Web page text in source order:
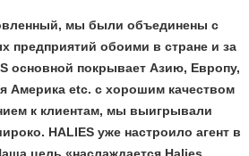
мы были объединены с
предприятий обоими в стране и за
основной покрывает Азию, Европу,
Америка etc. с хорошим качеством
к клиентам, мы выигрывали
HALIES уже настроило агент в